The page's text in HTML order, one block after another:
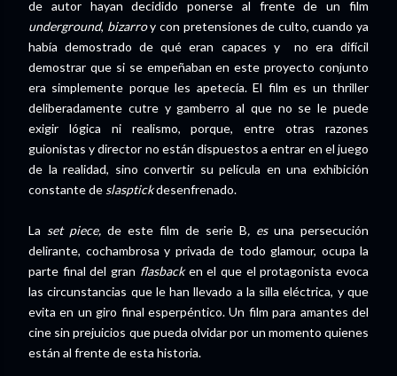
de autor hayan decidido ponerse al frente de un film
underground, bizarroy con pretensiones de culto, cuando ya
había demostrado de qué eran capaces y no era difícil
demostrar que si se empeñaban en este proyecto conjunto
era simplemente porque les apetecía. El film es un thriller
deliberadamente cutre y gamberro al que no se le puede
exigir lógica ni realismo, porque, entre otras razones
guionistas y director no están dispuestos a entrar en el juego
de la realidad, sino convertir su película en una exhibición
constante de slasptickdesenfrenado.
La set piece, de este film de serie B, esuna persecución
delirante, cochambrosa y privada de todo glamour, ocupa la
parte final del gran flasbacken el que el protagonista evoca
las circunstancias que le han llevado a la silla eléctrica, y que
evita en un giro final esperpéntico. Un film para amantes del
cine sin prejuicios que pueda olvidar por un momento quienes
están al frente de esta historia.